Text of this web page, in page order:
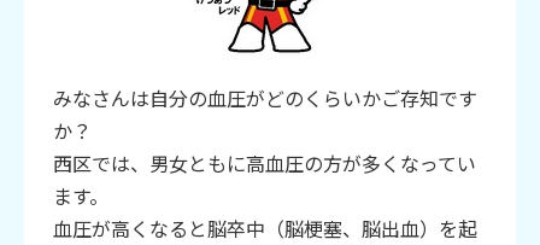
みなさんは自分の血圧がどのくらいかご存知です
か？
西区では、男女ともに高血圧の方が多くなってい
ます。
血圧が高くなると脳卒中（脳梗塞、脳出血）を起